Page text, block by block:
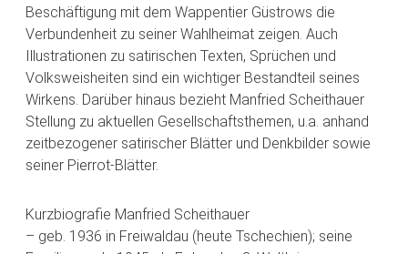
Beschäftigung mit dem Wappentier Güstrows die
Verbundenheit zu seiner Wahlheimat zeigen. Auch
Illustrationen zu satirischen Texten, Sprüchen und
Volksweisheiten sind ein wichtiger Bestandteil seines
Wirkens. Darüber hinaus bezieht Manfried Scheithauer
Stellung zu aktuellen Gesellschaftsthemen, u.a. anhand
zeitbezogener satirischer Blätter und Denkbilder sowie
seiner Pierrot-Blätter.
Kurzbiografie Manfried Scheithauer
– geb. 1936 in Freiwaldau (heute Tschechien); seine